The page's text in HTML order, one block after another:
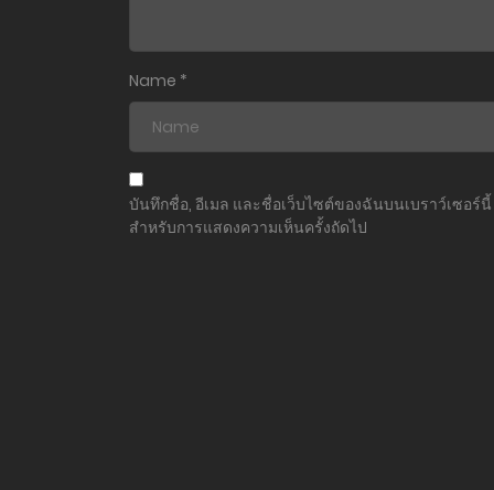
Name *
บันทึกชื่อ, อีเมล และชื่อเว็บไซต์ของฉันบนเบราว์เซอร์นี้
สำหรับการแสดงความเห็นครั้งถัดไป